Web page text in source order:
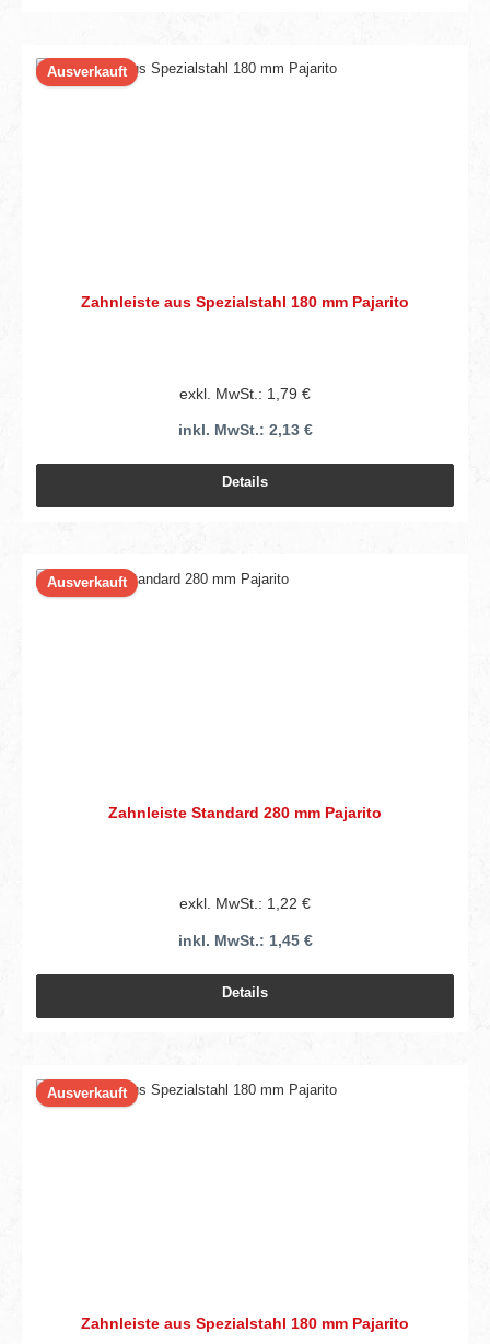
Ausverkauft
Zahnleiste aus Spezialstahl 180 mm Pajarito
exkl. MwSt.: 1,79 €
inkl. MwSt.: 2,13 €
Details
Ausverkauft
Zahnleiste Standard 280 mm Pajarito
exkl. MwSt.: 1,22 €
inkl. MwSt.: 1,45 €
Details
Ausverkauft
Zahnleiste aus Spezialstahl 180 mm Pajarito